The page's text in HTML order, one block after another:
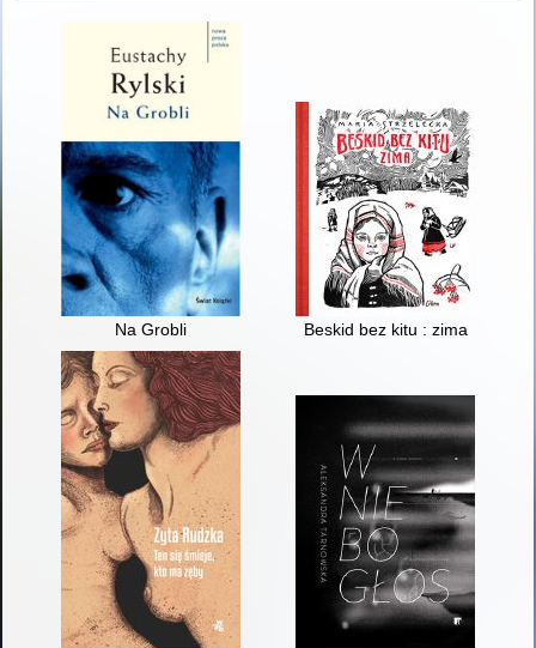
Na Grobli Beskid bez kitu : zima